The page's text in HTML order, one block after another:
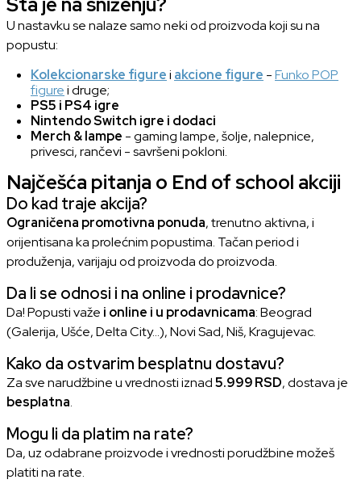
U nastavku se nalaze samo neki od proizvoda koji su na
popustu:
Kolekcionarske figurei akcione figure -Funko POP
figurei druge;
PS5 i PS4 igre
Nintendo Switch igre i dodaci
Merch & lampe - gaming lampe, šolje, nalepnice,
privesci, rančevi - savršeni pokloni.
Najčešća pitanja o End of school akciji
Do kad traje akcija?
Ograničena promotivna ponuda, trenutno aktivna, i
orijentisana ka prolećnim popustima. Tačan period i
produženja, varijaju od proizvoda do proizvoda.
Da li se odnosi i na online i prodavnice?
Da! Popusti važe i online i u prodavnicama: Beograd
(Galerija, Ušće, Delta City...), Novi Sad, Niš, Kragujevac.
Kako da ostvarim besplatnu dostavu?
Za sve narudžbine u vrednosti iznad5.999 RSD, dostava je
besplatna.
Mogu li da platim na rate?
Da, uz odabrane proizvode i vrednosti porudžbine možeš
platiti na rate.